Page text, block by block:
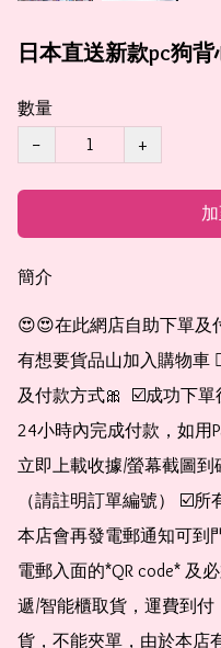
日本直送新款pc狗
數量
−
+
簡介
😍😍在此網店自助下單及
有想要貨品山加入購物車
及付款方式🎀  ☑️成功下單
24小時內完成付款，如用
立即上載收據/螢幕截圖到
（請註明訂單編號） ☑️
本店會再發電郵通知可到
電郵入面的*QR code* 及
遞/智能櫃取貨，運費到
貨，不能夾單，由於本店